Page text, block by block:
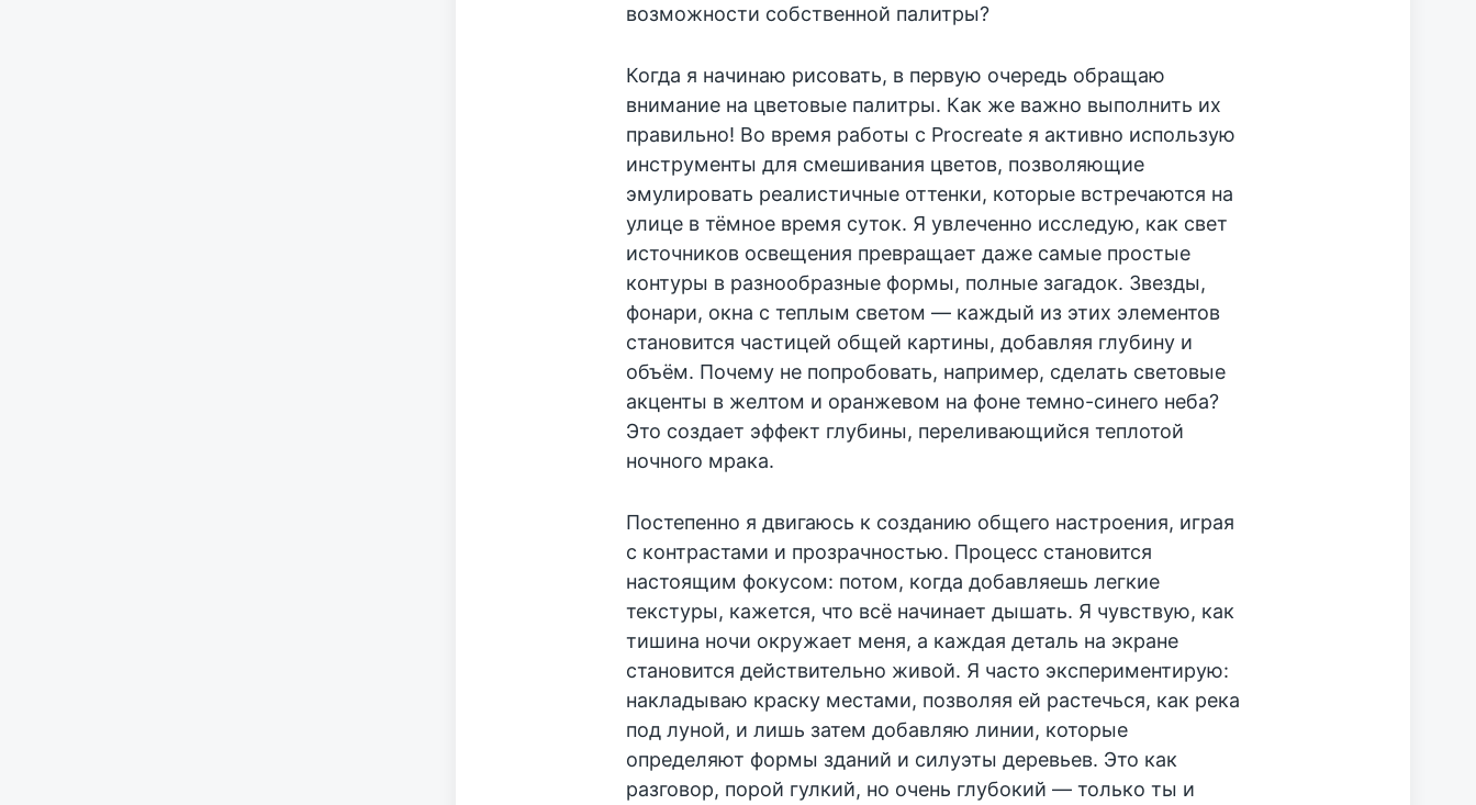
возможности собственной палитры?
Когда я начинаю рисовать, в первую очередь обращаю
внимание на цветовые палитры. Как же важно выполнить их
правильно! Во время работы с Procreate я активно использую
инструменты для смешивания цветов, позволяющие
эмулировать реалистичные оттенки, которые встречаются на
улице в тёмное время суток. Я увлеченно исследую, как свет
источников освещения превращает даже самые простые
контуры в разнообразные формы, полные загадок. Звезды,
фонари, окна с теплым светом — каждый из этих элементов
становится частицей общей картины, добавляя глубину и
объём. Почему не попробовать, например, сделать световые
акценты в желтом и оранжевом на фоне темно-синего неба?
Это создает эффект глубины, переливающийся теплотой
ночного мрака.
Постепенно я двигаюсь к созданию общего настроения, играя
с контрастами и прозрачностью. Процесс становится
настоящим фокусом: потом, когда добавляешь легкие
текстуры, кажется, что всё начинает дышать. Я чувствую, как
тишина ночи окружает меня, а каждая деталь на экране
становится действительно живой. Я часто экспериментирую:
накладываю краску местами, позволяя ей растечься, как река
под луной, и лишь затем добавляю линии, которые
определяют формы зданий и силуэты деревьев. Это как
разговор, порой гулкий, но очень глубокий — только ты и